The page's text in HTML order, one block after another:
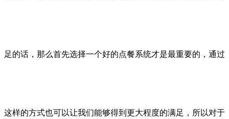
足的话，那么首先选择一个好的点餐系统才是最重要的，通过
这样的方式也可以让我们能够得到更大程度的满足，所以对于